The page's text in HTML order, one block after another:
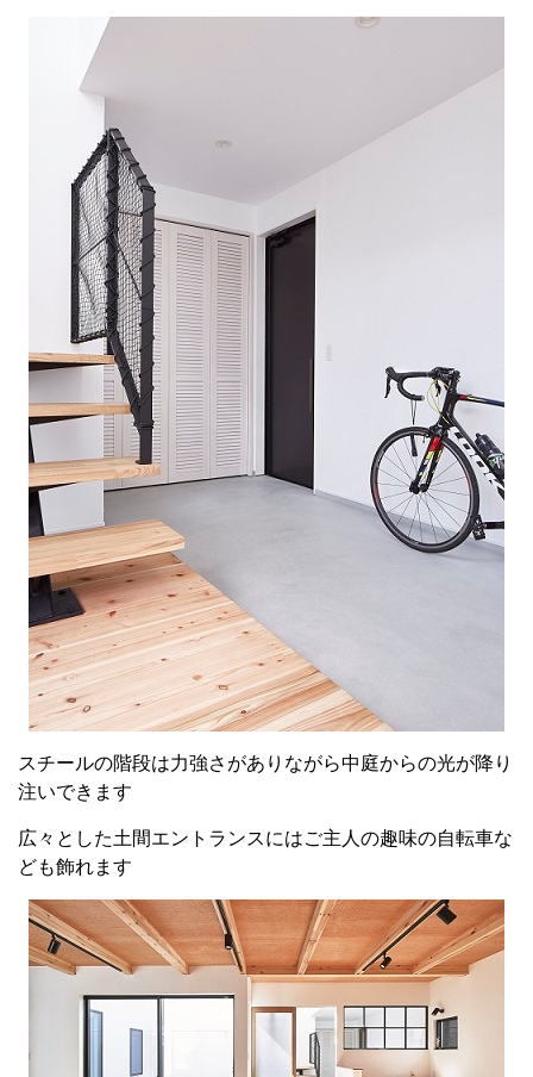
スチールの階段は力強さがありながら中庭からの光が降り
注いできます
広々とした土間エントランスにはご主人の趣味の自転車な
ども飾れます